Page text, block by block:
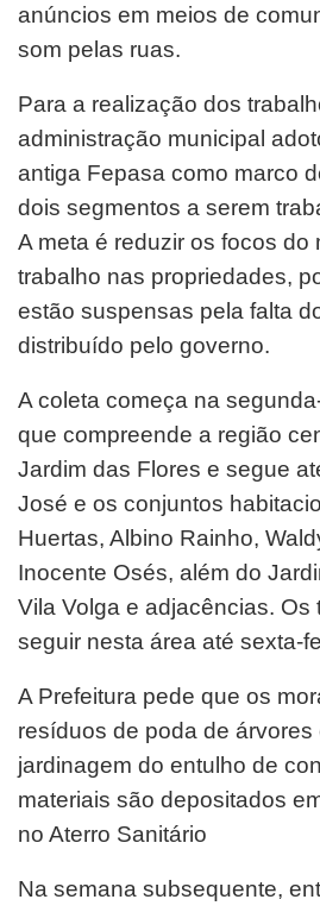
anúncios em meios de
som pelas ruas.
Para a realização dos
administração municipal
antiga Fepasa como marco
dois segmentos a serem
A meta é reduzir os focos do
trabalho nas propriedades,
estão suspensas pela falta
distribuído pelo governo.
A coleta começa na
que compreende a região
Jardim das Flores e segue
José e os conjuntos
Huertas, Albino Rainho,
Inocente Osés, além do
Vila Volga e adjacências. Os
seguir nesta área até sexta-
A Prefeitura pede que os
resíduos de poda de árvores
jardinagem do entulho de
materiais são depositados
no Aterro Sanitário
Na semana subsequente,